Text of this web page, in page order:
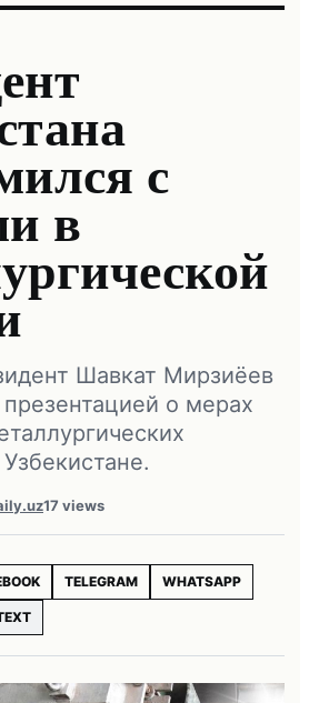
с
в
Шавкат Мирзиёев
о мерах
17 views
TELEGRAM WHATSAPP